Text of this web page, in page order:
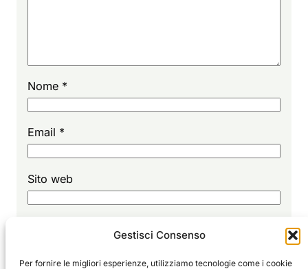
Gestisci Consenso
Per fornire le migliori esperienze, utilizziamo tecnologie come i cookie
Nome *
Email *
Sito web